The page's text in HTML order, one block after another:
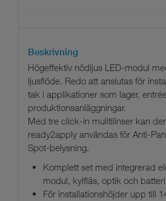
Beskrivning
Högeffektiv nödljus LED-modul
ljusflöde. Redo att anslutas för
tak i applikationer som lager,
produktionsanläggningar.
Med tre click-in mulitilinser kan
ready2apply användas för Anti-
Spot-belysning.
Komplett set med integrerad
modul, kylfläs, optik och
För installationshöjder upp till